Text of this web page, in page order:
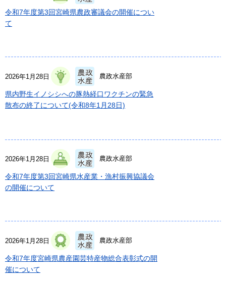
令和7年度第3回宮崎県農政審議会の開催につい
て
2026年1月28日 農政水産部
県内野生イノシシへの豚熱経口ワクチンの緊急
散布の終了について(令和8年1月28日)
2026年1月28日 農政水産部
令和7年度第3回宮崎県水産業・漁村振興協議会
の開催について
2026年1月28日 農政水産部
令和7年度宮崎県農産園芸特産物総合表彰式の開
催について